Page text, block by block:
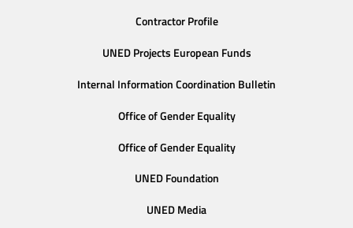
Contractor Profile
UNED Projects European Funds
Internal Information Coordination Bulletin
Office of Gender Equality
Office of Gender Equality
UNED Foundation
UNED Media